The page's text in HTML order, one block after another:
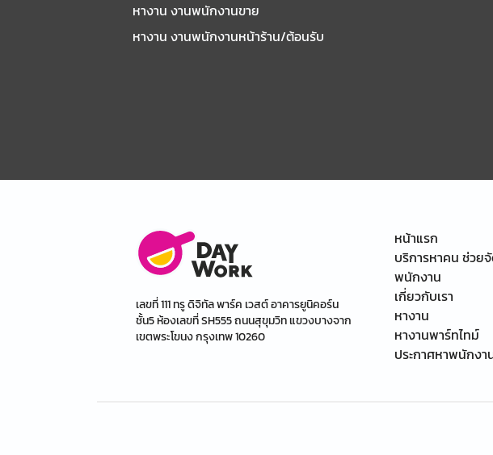
หางาน งานพนักงานขาย
หางาน งานพนักงานหน้าร้าน/ต้อนรับ
เลขที่ 111 ทรู ดิจิทัล พาร์ค เวสต์ อาคารยูนิคอร์น
ชั้น5 ห้องเลขที่ SH555 ถนนสุขุมวิท แขวงบางจาก
เขตพระโขนง กรุงเทพ 10260
หน้าแรก
บริการหาคน ช่วย
พนักงาน
เกี่ยวกับเรา
หางาน
หางานพาร์ทไทม์
ประกาศหาพนักง